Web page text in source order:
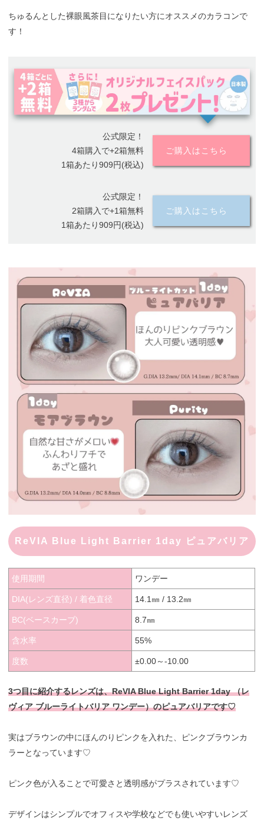
ちゅるんとした裸眼風茶目になりたい方にオススメのカラコンで
す！
公式限定！
4箱購入で+2箱無料
1箱あたり909円(税込)
ご購入はこちら
公式限定！
2箱購入で+1箱無料
1箱あたり909円(税込)
ご購入はこちら
ReVIA Blue Light Barrier 1day ピュアバリア
使用期間 ワンデー
DIA(レンズ直径) / 着色直径 14.1㎜ / 13.2㎜
BC(ベースカーブ) 8.7㎜
含水率 55%
度数 ±0.00～-10.00
3つ目に紹介するレンズは、ReVIA Blue Light Barrier 1day （レ
ヴィア ブルーライトバリア ワンデー）のピュアバリアです♡
実はブラウンの中にほんのりピンクを入れた、ピンクブラウンカ
ラーとなっています♡
ピンク色が入ることで可愛さと透明感がプラスされています♡
デザインはシンプルでオフィスや学校などでも使いやすいレンズ